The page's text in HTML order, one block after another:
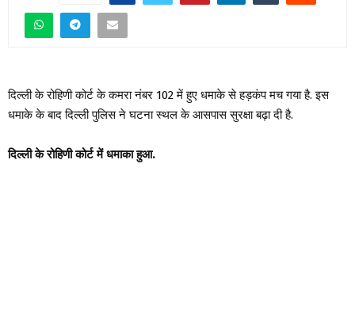
दिल्ली के रोहिणी कोर्ट के कमरा नंबर 102 में हुए धमाके से हड़कंप मच गया है. इस
धमाके के बाद दिल्ली पुलिस ने घटना स्थल के आसपास सुरक्षा बढ़ा दी है.
दिल्ली के रोहिणी कोर्ट में धमाका हुआ.